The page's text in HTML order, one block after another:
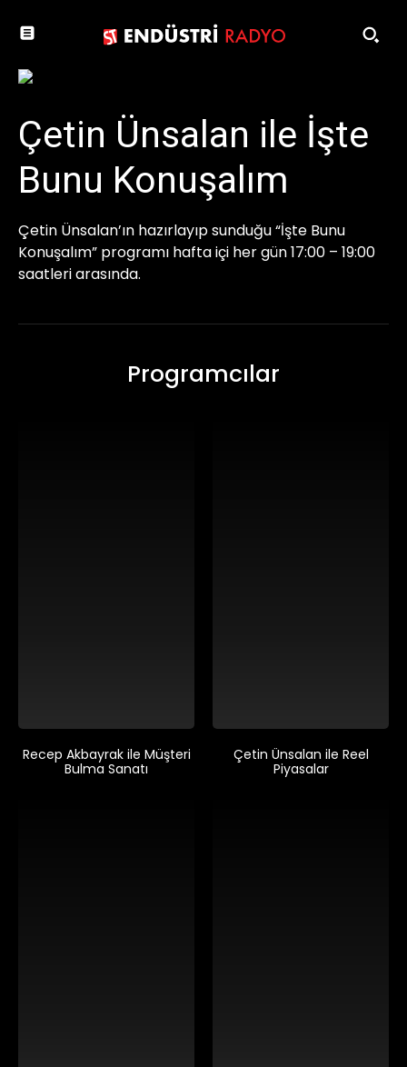
Çetin Ünsalan ile İşte
Bunu Konuşalım
Çetin Ünsalan’ın hazırlayıp sunduğu “İşte Bunu
Konuşalım” programı hafta içi her gün 17:00 – 19:00
saatleri arasında.
Programcılar
Recep Akbayrak ile Müşteri
Bulma Sanatı
Çetin Ünsalan ile Reel
Piyasalar